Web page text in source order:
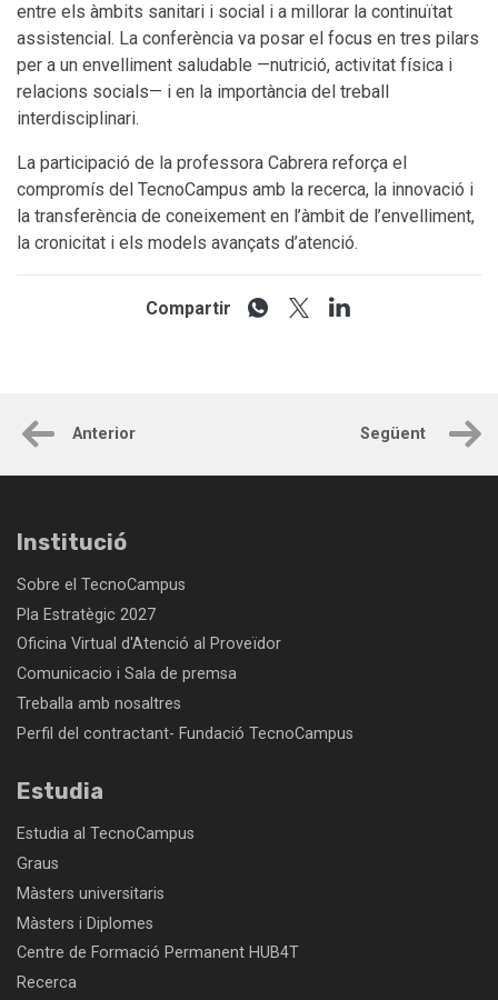
entre els àmbits sanitari i social i a millorar la continuïtat
assistencial. La conferència va posar el focus en tres pilars
per a un envelliment saludable —nutrició, activitat física i
relacions socials— i en la importància del treball
interdisciplinari.
La participació de la professora Cabrera reforça el
compromís del TecnoCampus amb la recerca, la innovació i
la transferència de coneixement en l’àmbit de l’envelliment,
la cronicitat i els models avançats d’atenció.
Compartir
Anterior Següent
Institució
Sobre el TecnoCampus
Pla Estratègic 2027
Oficina Virtual d'Atenció al Proveïdor
Comunicacio i Sala de premsa
Treballa amb nosaltres
Perfil del contractant- Fundació TecnoCampus
Estudia
Estudia al TecnoCampus
Graus
Màsters universitaris
Màsters i Diplomes
Centre de Formació Permanent HUB4T
Recerca